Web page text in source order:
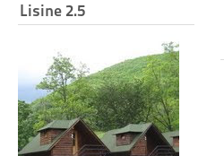
Lisine 2.5